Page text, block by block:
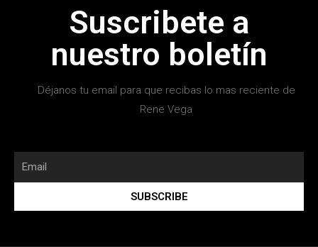
Suscribete a
nuestro boletín
Déjanos tu email para que recibas lo mas reciente de
Rene Vega
SUBSCRIBE